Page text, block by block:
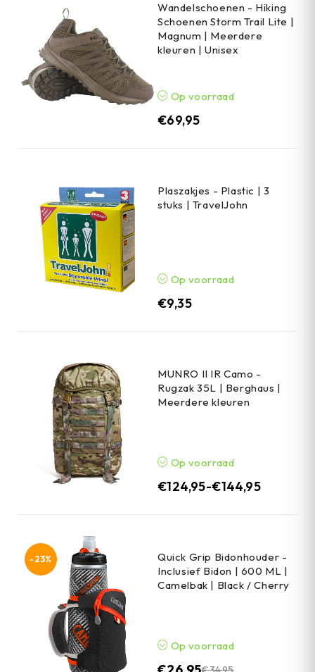
Wandelschoenen - Hiking
Schoenen Storm Trail Lite |
Magnum | Meerdere
kleuren | Unisex
Op voorraad
€69,95
Plaszakjes - Plastic | 3
stuks | TravelJohn
Op voorraad
€9,35
MUNRO II IR Camo -
Rugzak 35L | Berghaus |
Meerdere kleuren
Op voorraad
€124,95-€144,95
-23%
Quick Grip Bidonhouder -
Inclusief Bidon | 600 ML |
Camelbak | Black / Cherry
Op voorraad